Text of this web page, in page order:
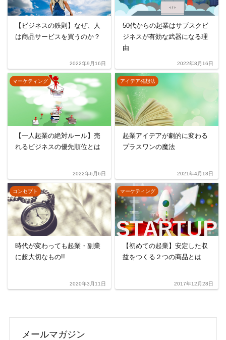
【ビジネスの鉄則】なぜ、人
は商品サービスを買うのか？
2022年9月16日
50代からの起業はサブスクビ
ジネスが有効な武器になる理
由
2022年8月16日
マーケティング
【一人起業の絶対ルール】売
れるビジネスの優先順位とは
2022年6月6日
アイデア発想法
起業アイデアが劇的に変わる
プラスワンの魔法
2021年4月18日
コンセプト
時代が変わっても起業・副業
に超大切なもの!!
2020年3月11日
マーケティング
【初めての起業】安定した収
益をつくる２つの商品とは
2017年12月28日
メールマガジン